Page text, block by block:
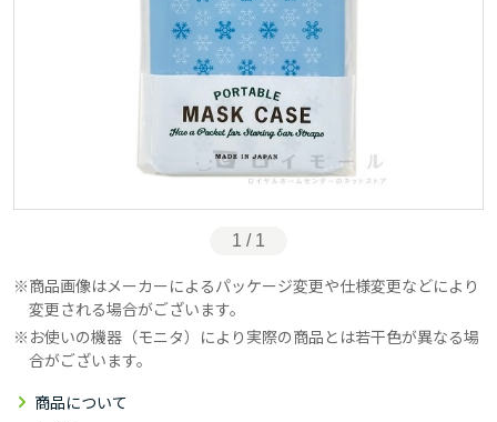
1 / 1
商品画像はメーカーによるパッケージ変更や仕様変更などにより
変更される場合がございます。
お使いの機器（モニタ）により実際の商品とは若干色が異なる場
合がございます。
商品について